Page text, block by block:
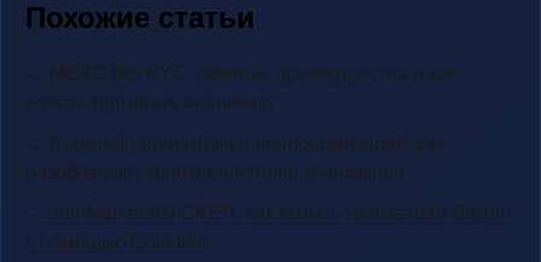
Похожие статьи
→ MEXC без KYC: лимиты, преимущества и как
начать торговать анонимно
→ Блокчейн-аналитика и деанонимизация: как
разоблачают криптовалютные транзакции
→ JoinMarket SNICKER: как скрыть транзакции Bitcoin
с помощью CoinJoin